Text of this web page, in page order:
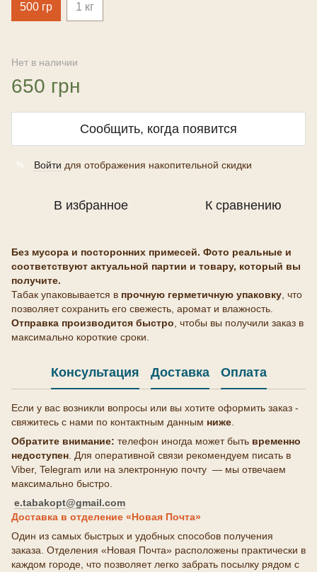
500 гр 1 кг
Нет в наличии
650 грн
Сообщить, когда появится
% Войти для отображения накопительной скидки
В избранное К сравнению
Без мусора и посторонних примесей. Фото реальные и
соответствуют актуальной партии и товару, который вы
получите.
Табак упаковывается в прочную герметичную упаковку , что
позволяет сохранить его свежесть, аромат и влажность.
Отправка производится быстро , чтобы вы получили заказ в
максимально короткие сроки.
Консультация Доставка Оплата
Если у вас возникли вопросы или вы хотите оформить заказ -
свяжитесь с нами по контактным данным ниже
Обратите внимание: телефон иногда может быть временно
недоступен . Для оперативной связи рекомендуем писать в
Viber, Telegram или на электронную почту — мы отвечаем
максимально быстро.
e.tabakopt@gmail.com
Доставка в отделение «Новая Почта»
Один из самых быстрых и удобных способов получения
заказа. Отделения «Новая Почта» расположены практически в
каждом городе, что позволяет легко забрать посылку рядом с